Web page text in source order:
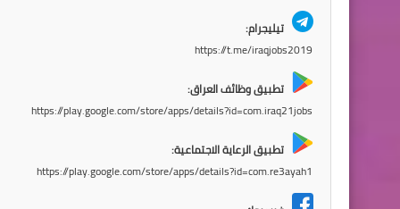
تيليجرام:
https://t.me/iraqjobs2019
تطبيق وظائف العراق:
https://play.google.com/store/apps/details?id=com.iraq21jobs
تطبيق الرعاية الاجتماعية:
https://play.google.com/store/apps/details?id=com.re3ayah1